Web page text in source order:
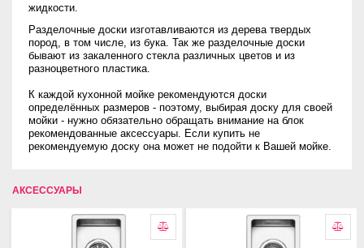
жидкости.
Разделочные доски изготавливаются из дерева твердых
пород, в том числе, из бука. Так же разделочные доски
бывают из закаленного стекла различных цветов и из
разноцветного пластика.
К каждой кухонной мойке рекомендуются доски
определённых размеров - поэтому, выбирая доску для своей
мойки - нужно обязательно обращать внимание на блок
рекомендованные аксессуары. Если купить не
рекомендуемую доску она может не подойти к Вашей мойке.
АКСЕССУАРЫ